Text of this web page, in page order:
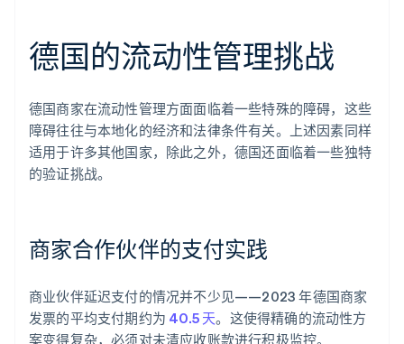
德国的流动性管理挑战
德国商家在流动性管理方面面临着一些特殊的障碍，这些
障碍往往与本地化的经济和法律条件有关。上述因素同样
适用于许多其他国家，除此之外，德国还面临着一些独特
的验证挑战。
商家合作伙伴的支付实践
商业伙伴延迟支付的情况并不少见——2023 年德国商家
发票的平均支付期约为 40.5 天。这使得精确的流动性方
案变得复杂，必须对未清应收账款进行积极监控。